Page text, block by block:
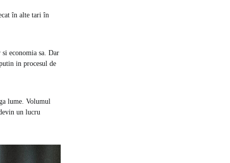
în alte tari în
economia sa. Dar
in procesul de
lume. Volumul
un lucru